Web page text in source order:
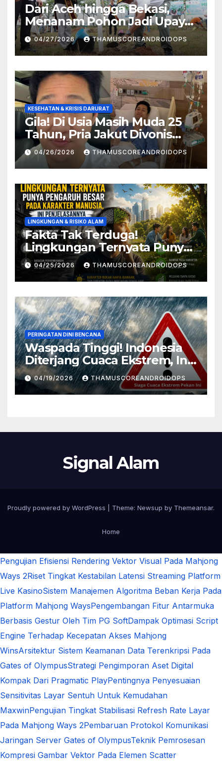
Dari Aceh hingga Bekasi,
Menanam Pohon Jadi Upaya
Redam Bencana Alam
04/27/2026 THAMUSCOREANDROIDOPS
KESEHATAN & KRISIS DARURAT
Gila! Di Usia Masih Muda 25
Tahun, Pria Jakut Divonis
Kanker Limfoma, Ini Dugaan
Penyebabnya
04/26/2026 THAMUSCOREANDROIDOPS
LINGKUNGAN & RISIKO ALAM
Fakta Tak Terduga!
Lingkungan Ternyata Punya
Pengaruh Besar Pada
Karakter Manusia, Ini
Penjelasannya
04/25/2026 THAMUSCOREANDROIDOPS
PERINGATAN DINI BENCANA
Waspada Tinggi! Indonesia
Diterjang Cuaca Ekstrem, Ini
Daftar Daerah Rawan
04/19/2026 THAMUSCOREANDROIDOPS
Signal Alam
Proudly powered by WordPress Theme: Newsup by Themeansar.
Home
Pengujian Efisiensi Rendering Vektor Visual Pada Mahjong
Ways 2Riset Tingkat Kestabilan Latensi Streaming Platform
Live KasinoSistem Manajemen Algoritma Beban Kerja Pada
Platform Mahjong WaysPengembangan Fitur Antarmuka
Berbasis Gestur Oleh Tim PG SoftDampak Optimasi Script
Engine Terhadap Kecepatan Akses Mahjong
WinsArsitektur Sistem Keamanan Data Terenkripsi Pada
Gates of OlympusStrategi Pengimporan Aset Digital
Kompak Dari Pragmatic PlayPentingnya Penyesuaian
Sensitivitas Layar Sentuh Untuk Kemudahan
MaxwinPengujian Tingkat Stabilisasi Refresh Rate Layar
Pada Mahjong Ways 2Pembaruan Protokol Komunikasi
Jaringan Server Gates of OlympusTeknik Pemrosesan
Kompresi Gambar Vektor Pada Elemen Scatter